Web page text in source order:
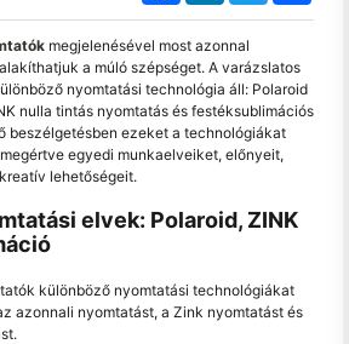
megjelenésével most azonnal
a múló szépséget. A varázslatos
nyomtatási technológia áll: Polaroid
nulla tintás nyomtatás és festéksublimációs
beszélgetésben ezeket a technológiákat
egyedi munkaelveiket, előnyeit,
lehetőségeit.
elvek: Polaroid, ZINK
különböző nyomtatási technológiákat
azonnali nyomtatást, a Zink nyomtatást és